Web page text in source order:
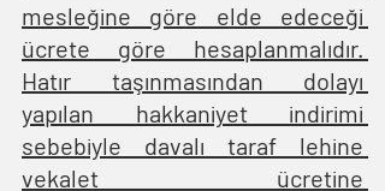
mesleğine göre elde edeceği
ücrete göre hesaplanmalıdır.
Hatır taşınmasından dolayı
yapılan hakkaniyet indirimi
sebebiyle davalı taraf lehine
vekalet ücretine